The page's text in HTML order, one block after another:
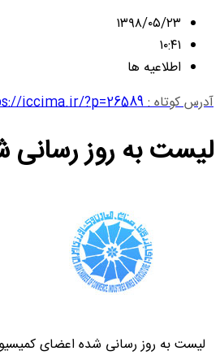
۱۳۹۸/۰۵/۲۳
۱۰:۴۱
اطلاعیه ها
آدرس کوتاه :iccima.ir/?p=26589
لیست به روز
لیست به روز رسانی شده اعضای